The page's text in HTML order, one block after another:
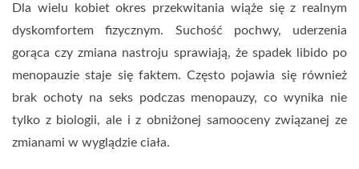
Dla wielu kobiet okres przekwitania wiąże się z realnym
dyskomfortem fizycznym. Suchość pochwy, uderzenia
gorąca czy zmiana nastroju sprawiają, że spadek libido po
menopauzie staje się faktem. Często pojawia się również
brak ochoty na seks podczas menopauzy, co wynika nie
tylko z biologii, ale i z obniżonej samooceny związanej ze
zmianami w wyglądzie ciała.